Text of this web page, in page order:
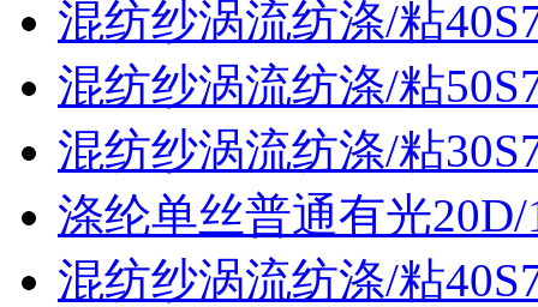
混纺纱涡流纺涤/粘
混纺纱涡流纺涤/粘
混纺纱涡流纺涤/粘
涤纶单丝普通有光20D/
混纺纱涡流纺涤/粘